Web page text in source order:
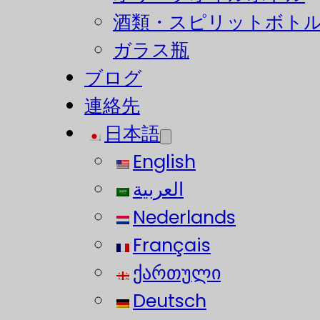
酒類・スピリットボト
ガラス瓶
ブログ
連絡先
日本語
English
العربية
Nederlands
Français
ქართული
Deutsch